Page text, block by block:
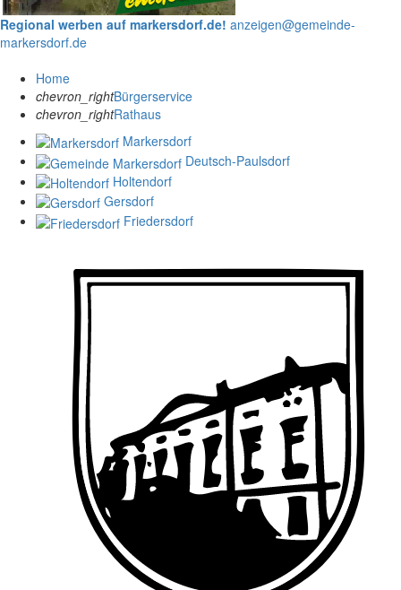
Regional werben auf markersdorf.de! anzeigen@gemeinde-
markersdorf.de
Home
chevron_rightBürgerservice
chevron_rightRathaus
Markersdorf
Deutsch-Paulsdorf
Holtendorf
Gersdorf
Friedersdorf